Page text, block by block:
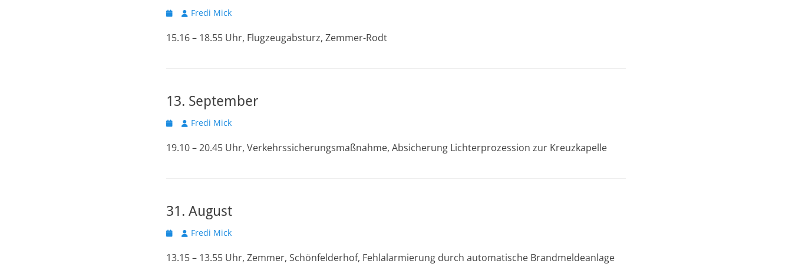
Veröffentlicht
AutorFredi Mick
15.16 – 18.55 Uhr, Flugzeugabsturz, Zemmer-Rodt
13. September
Veröffentlicht
AutorFredi Mick
19.10 – 20.45 Uhr, Verkehrssicherungsmaßnahme, Absicherung Lichterprozession zur Kreuzkapelle
31. August
Veröffentlicht
AutorFredi Mick
13.15 – 13.55 Uhr, Zemmer, Schönfelderhof, Fehlalarmierung durch automatische Brandmeldeanlage